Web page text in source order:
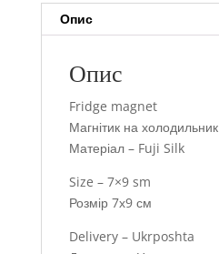
Опис
Опис
Fridge magnet
Магнітик на холодильник
Матеріал – Fuji Silk
Size – 7×9 sm
Розмір 7х9 см
Delivery – Ukrposhta